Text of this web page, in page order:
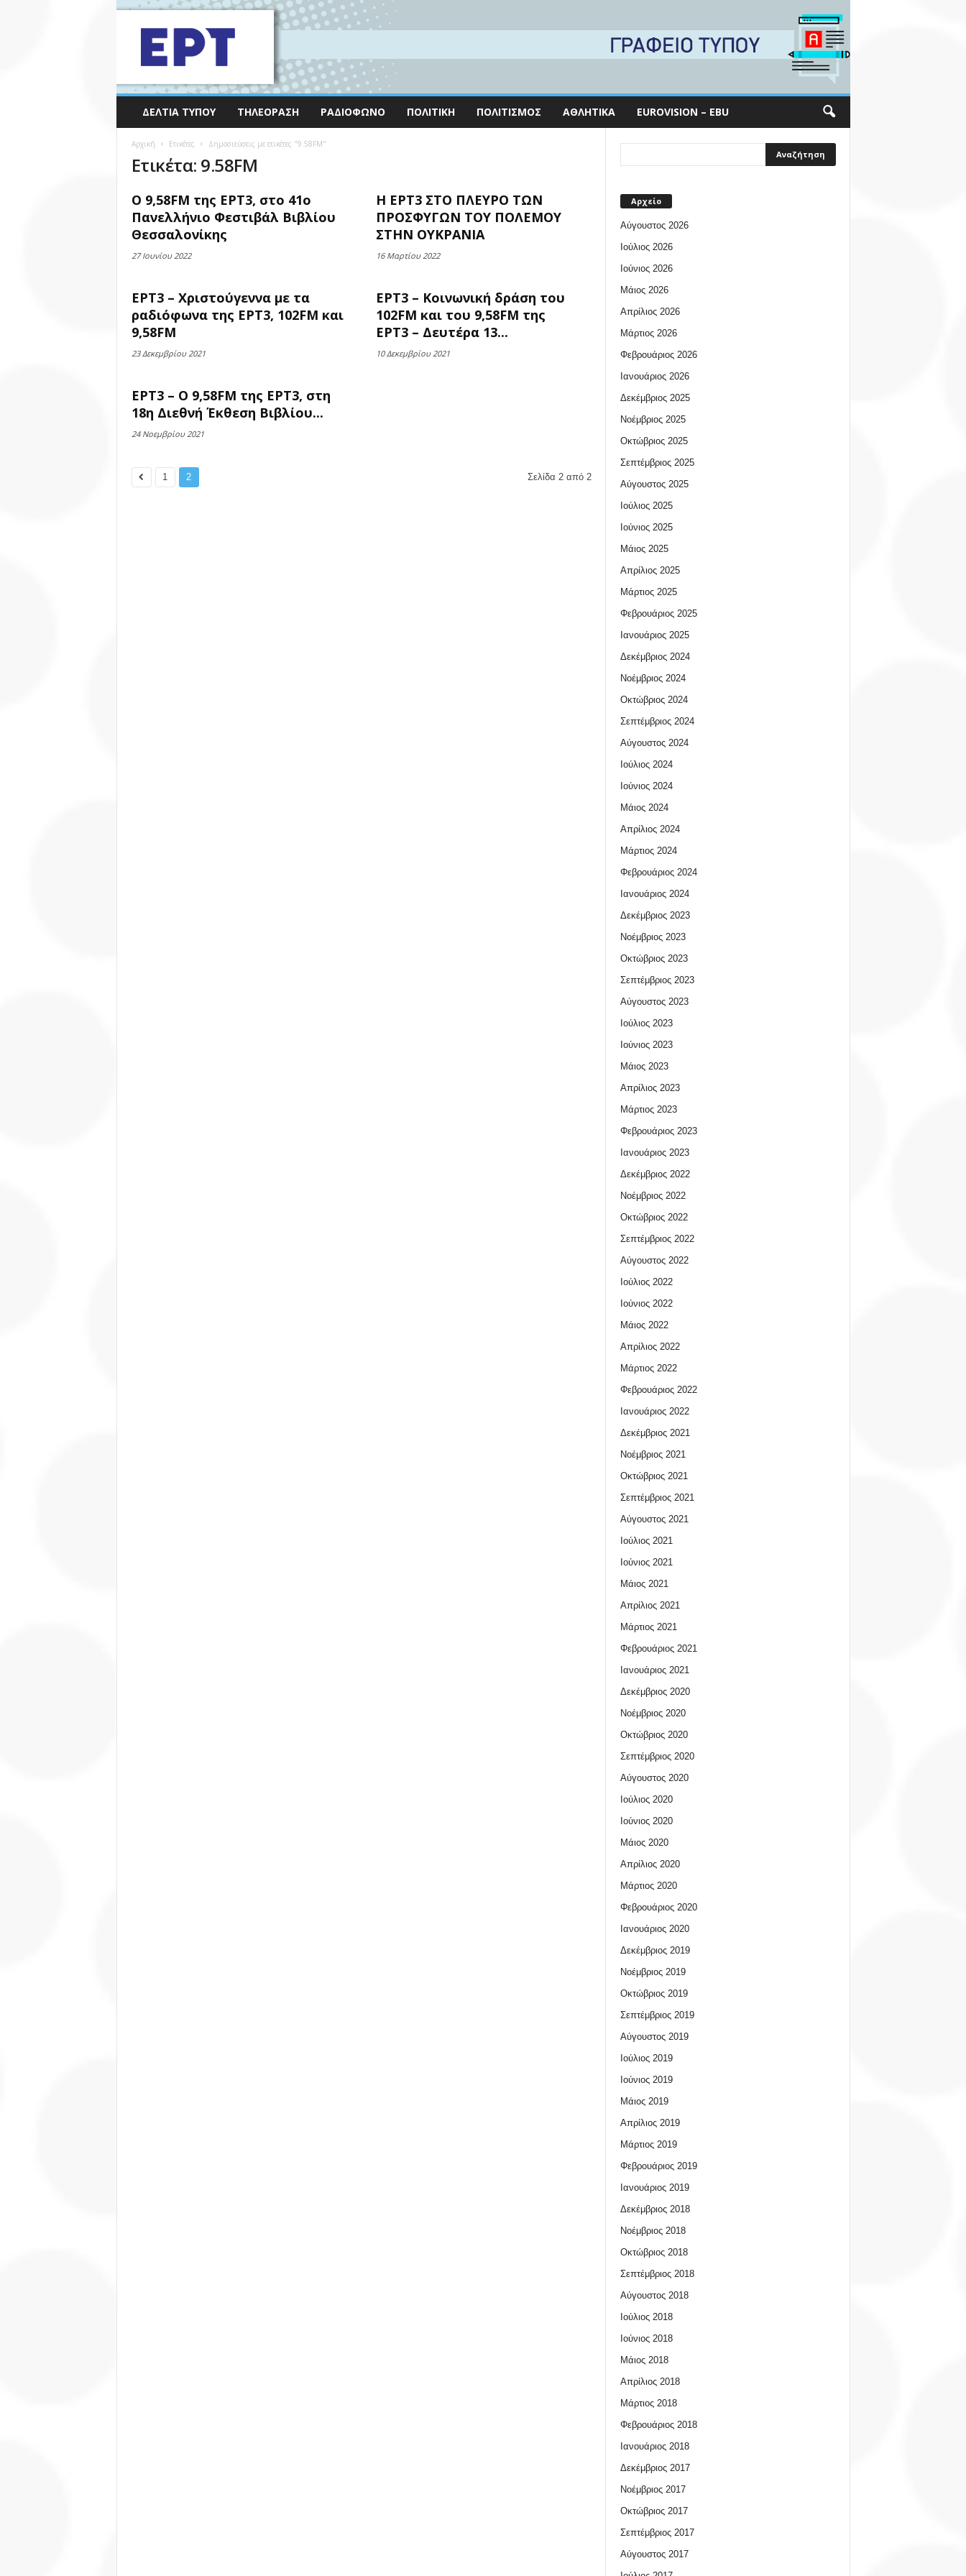
ΔΕΛΤΊΑ ΤΎΠΟΥ ΤΗΛΕΌΡΑΣΗ ΡΑΔΙΌΦΩΝΟ ΠΟΛΙΤΙΚΉ ΠΟΛΙΤΙΣΜΌΣ ΑΘΛΗΤΙΚΆ EUROVISION – EBU
Αρχική Ετικέτες Δημοσιεύσεις με ετικέτες "9.58FM"
Ετικέτα: 9.58FM
Ο 9,58FM της ΕΡΤ3, στο 41ο
Πανελλήνιο Φεστιβάλ Βιβλίου
Θεσσαλονίκης
27 Ιουνίου 2022
Η ΕΡΤ3 ΣΤΟ ΠΛΕΥΡΟ ΤΩΝ
ΠΡΟΣΦΥΓΩΝ ΤΟΥ ΠΟΛΕΜΟΥ
ΣΤΗΝ ΟΥΚΡΑΝΙΑ
16 Μαρτίου 2022
ΕΡΤ3 – Χριστούγεννα με τα
ραδιόφωνα της ΕΡΤ3, 102FM και
9,58FM
23 Δεκεμβρίου 2021
ΕΡΤ3 – Κοινωνική δράση του
102FM και του 9,58FM της
ΕΡΤ3 – Δευτέρα 13...
10 Δεκεμβρίου 2021
ΕΡΤ3 – Ο 9,58FM της ΕΡΤ3, στη
18η Διεθνή Έκθεση Βιβλίου...
24 Νοεμβρίου 2021
1 2 Σελίδα 2 από 2
Αρχείο
Αύγουστος 2026
Ιούλιος 2026
Ιούνιος 2026
Μάιος 2026
Απρίλιος 2026
Μάρτιος 2026
Φεβρουάριος 2026
Ιανουάριος 2026
Δεκέμβριος 2025
Νοέμβριος 2025
Οκτώβριος 2025
Σεπτέμβριος 2025
Αύγουστος 2025
Ιούλιος 2025
Ιούνιος 2025
Μάιος 2025
Απρίλιος 2025
Μάρτιος 2025
Φεβρουάριος 2025
Ιανουάριος 2025
Δεκέμβριος 2024
Νοέμβριος 2024
Οκτώβριος 2024
Σεπτέμβριος 2024
Αύγουστος 2024
Ιούλιος 2024
Ιούνιος 2024
Μάιος 2024
Απρίλιος 2024
Μάρτιος 2024
Φεβρουάριος 2024
Ιανουάριος 2024
Δεκέμβριος 2023
Νοέμβριος 2023
Οκτώβριος 2023
Σεπτέμβριος 2023
Αύγουστος 2023
Ιούλιος 2023
Ιούνιος 2023
Μάιος 2023
Απρίλιος 2023
Μάρτιος 2023
Φεβρουάριος 2023
Ιανουάριος 2023
Δεκέμβριος 2022
Νοέμβριος 2022
Οκτώβριος 2022
Σεπτέμβριος 2022
Αύγουστος 2022
Ιούλιος 2022
Ιούνιος 2022
Μάιος 2022
Απρίλιος 2022
Μάρτιος 2022
Φεβρουάριος 2022
Ιανουάριος 2022
Δεκέμβριος 2021
Νοέμβριος 2021
Οκτώβριος 2021
Σεπτέμβριος 2021
Αύγουστος 2021
Ιούλιος 2021
Ιούνιος 2021
Μάιος 2021
Απρίλιος 2021
Μάρτιος 2021
Φεβρουάριος 2021
Ιανουάριος 2021
Δεκέμβριος 2020
Νοέμβριος 2020
Οκτώβριος 2020
Σεπτέμβριος 2020
Αύγουστος 2020
Ιούλιος 2020
Ιούνιος 2020
Μάιος 2020
Απρίλιος 2020
Μάρτιος 2020
Φεβρουάριος 2020
Ιανουάριος 2020
Δεκέμβριος 2019
Νοέμβριος 2019
Οκτώβριος 2019
Σεπτέμβριος 2019
Αύγουστος 2019
Ιούλιος 2019
Ιούνιος 2019
Μάιος 2019
Απρίλιος 2019
Μάρτιος 2019
Φεβρουάριος 2019
Ιανουάριος 2019
Δεκέμβριος 2018
Νοέμβριος 2018
Οκτώβριος 2018
Σεπτέμβριος 2018
Αύγουστος 2018
Ιούλιος 2018
Ιούνιος 2018
Μάιος 2018
Απρίλιος 2018
Μάρτιος 2018
Φεβρουάριος 2018
Ιανουάριος 2018
Δεκέμβριος 2017
Νοέμβριος 2017
Οκτώβριος 2017
Σεπτέμβριος 2017
Αύγουστος 2017